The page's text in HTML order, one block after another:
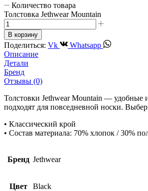
Количество товара
Толстовка Jethwear Mountain
В корзину
Поделиться: Vk
Whatsapp
Описание
Детали
Бренд
Отзывы (0)
Толстовки Jethwear Mountain — удобные
подходят для повседневной носки.
• Классический крой
• Состав материала: 70% хлопок / 30%
Бренд Jethwear
Цвет Black